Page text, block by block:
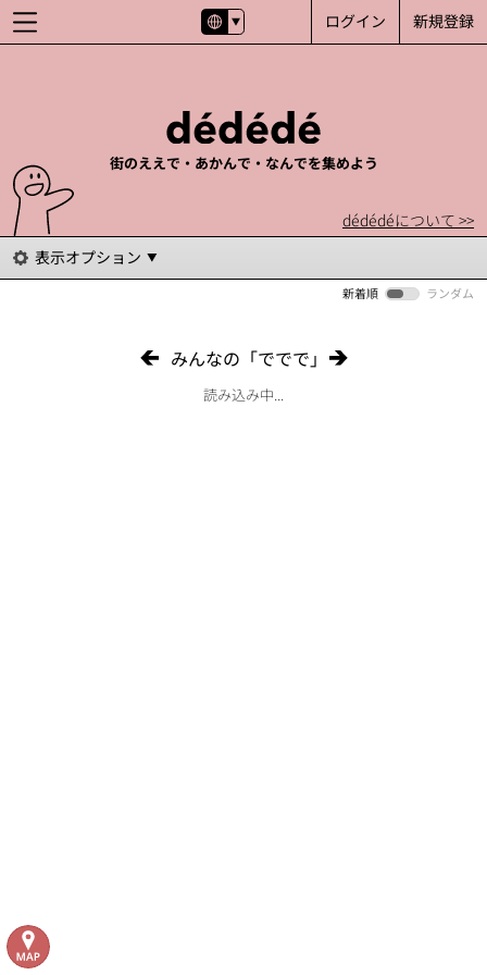
新規登録
ログイン
街のええで・あかんで・なんでを集めよう
dédédéについて >>
表示オプション
新着順 ランダム
みんなの「ででで」
読み込み中...